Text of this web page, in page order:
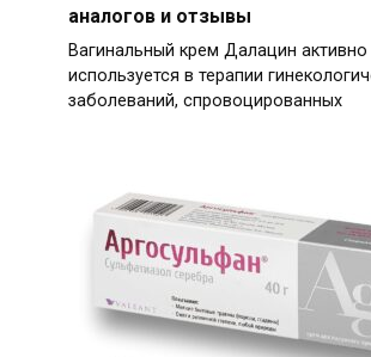
аналогов и отзывы
Вагинальный крем Далацин активно
используется в терапии
заболеваний, спровоцированных